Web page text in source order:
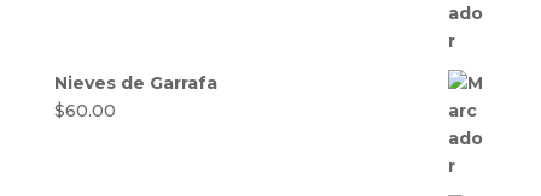
Nieves de Garrafa
$60.00